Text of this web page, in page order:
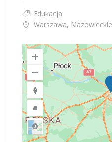
Edukacja
Warszawa, Mazowieckie